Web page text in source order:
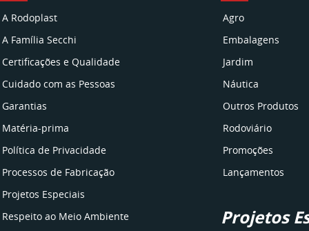
A Rodoplast
A Família Secchi
Certificações e Qualidade
Cuidado com as Pessoas
Garantias
Matéria-prima
Política de Privacidade
Processos de Fabricação
Projetos Especiais
Respeito ao Meio Ambiente
Agro
Embalagens
Jardim
Náutica
Outros Produtos
Rodoviário
Promoções
Lançamentos
Projetos